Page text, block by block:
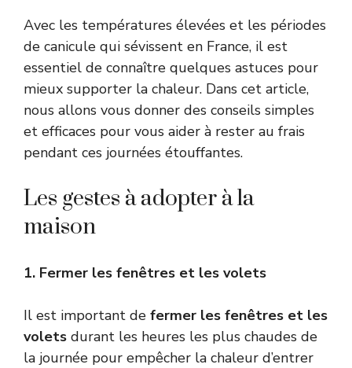
Avec les températures élevées et les périodes
de canicule qui sévissent en France, il est
essentiel de connaître quelques astuces pour
mieux supporter la chaleur. Dans cet article,
nous allons vous donner des conseils simples
et efficaces pour vous aider à rester au frais
pendant ces journées étouffantes.
Les gestes à adopter à la
maison
1. Fermer les fenêtres et les volets
Il est important de fermer les fenêtres et les
volets durant les heures les plus chaudes de
la journée pour empêcher la chaleur d’entrer